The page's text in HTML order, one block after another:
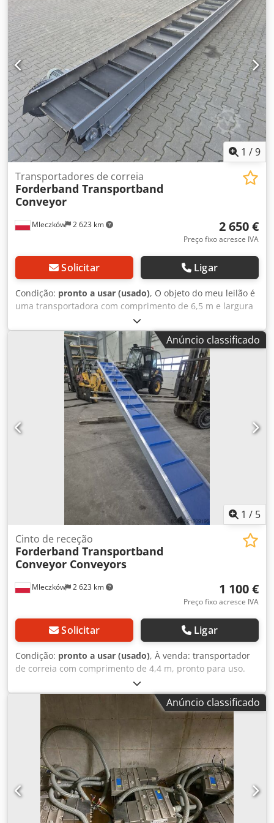
fatura comercial e lista de embalagem.
1 /9
Mleczków 2 623 km
Transportadores de correia
Forderband Transportband
Conveyor
2 650 €
Preço fixo acresce IVA
Solicitar Ligar
Condição: pronto a usar (usado), O objeto do meu leilão é
uma transportadora com comprimento de 6,5 m e largura
da esteira de 0,5 m Dodpsra Dufsfx Ailskr Possibilidade de
transporte.
Anúncio classificado
1 / 5
Mleczków 2 623 km
Cinto de receção
Forderband Transportband
Conveyor Conveyors
1 100 €
Preço fixo acresce IVA
Solicitar Ligar
Condição: pronto a usar (usado), À venda: transportador
de correia com comprimento de 4,4 m, pronto para uso.
Dedpfx Aieyikdnelokr ✅ Comprimento: 4,4 m ✅ Largura da
correia: 0,4 m ✅ Possibilidade de organizar transporte ✅
Grande variedade de transportadores disponíveis no pátio
Entre em contato. Ajudamos a escolher o transportador
adequado às suas necessidades.
Anúncio classificado